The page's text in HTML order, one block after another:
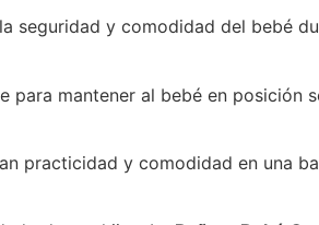
seguridad y comodidad del bebé
para mantener al bebé en posición
practicidad y comodidad en una